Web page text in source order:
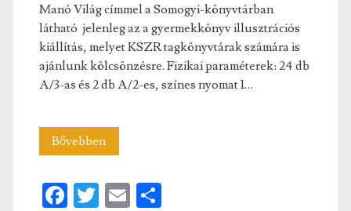
Manó Világ címmel a Somogyi-könyvtárban
látható jelenleg az a gyermekkönyv illusztrációs
kiállítás, melyet KSZR tagkönyvtárak számára is
ajánlunk kölcsönzésre. Fizikai paraméterek: 24 db
A/3-as és 2 db A/2-es, színes nyomat 1…
BővebbenKiállítás
4.
FaT E S